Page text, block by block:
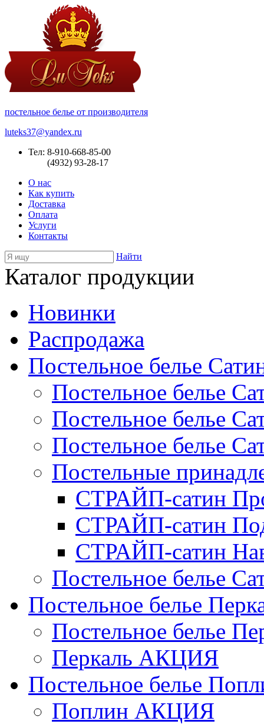
постельное белье от производителя
luteks37@yandex.ru
Тел: 8-910-668-85-00
(4932) 93-28-17
О нас
Как купить
Доставка
Оплата
Услуги
Контакты
Найти
Каталог продукции
Новинки
Распродажа
Постельное белье
Постельное белье
Постельное белье
Постельное белье
Постельные
СТРАЙП-сатин
СТРАЙП-сатин
СТРАЙП-сатин
Постельное белье
Постельное белье
Постельное белье
Перкаль АКЦИЯ
Постельное белье
Поплин АКЦИЯ